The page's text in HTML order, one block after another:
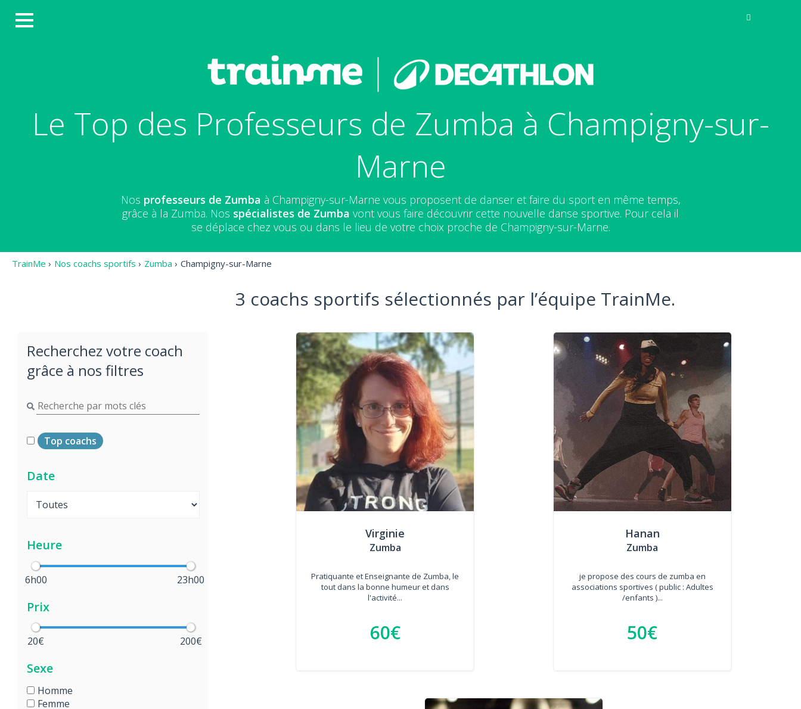
Le Top des Professeurs de Zumba à Champigny-sur-
Marne
Nos professeurs de Zumba à Champigny-sur-Marne vous proposent de danser et faire du sport en même temps,
grâce à la Zumba. Nos spécialistes de Zumba vont vous faire découvrir cette nouvelle danse sportive. Pour cela il
se déplace chez vous ou dans le lieu de votre choix proche de Champigny-sur-Marne.
TrainMe › Nos coachs sportifs › Zumba › Champigny-sur-Marne
Recherchez votre coach
grâce à nos filtres
Top coachs
Date
Heure
6h00 23h00
Prix
20€ 200€
Sexe
Homme
Femme
3 coachs sportifs sélectionnés par l’équipe TrainMe.
Virginie
Zumba
Pratiquante et Enseignante de Zumba, le
tout dans la bonne humeur et dans
l'activité...
60€
Hanan
Zumba
je propose des cours de zumba en
associations sportives ( public : Adultes
/enfants )...
50€